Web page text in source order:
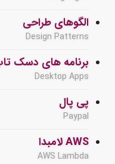
الگوهای طراحی
Design Patterns
برنامه های دسک تاپ
Desktop Apps
پی پال
Paypal
AWS لامبدا
AWS Lambda